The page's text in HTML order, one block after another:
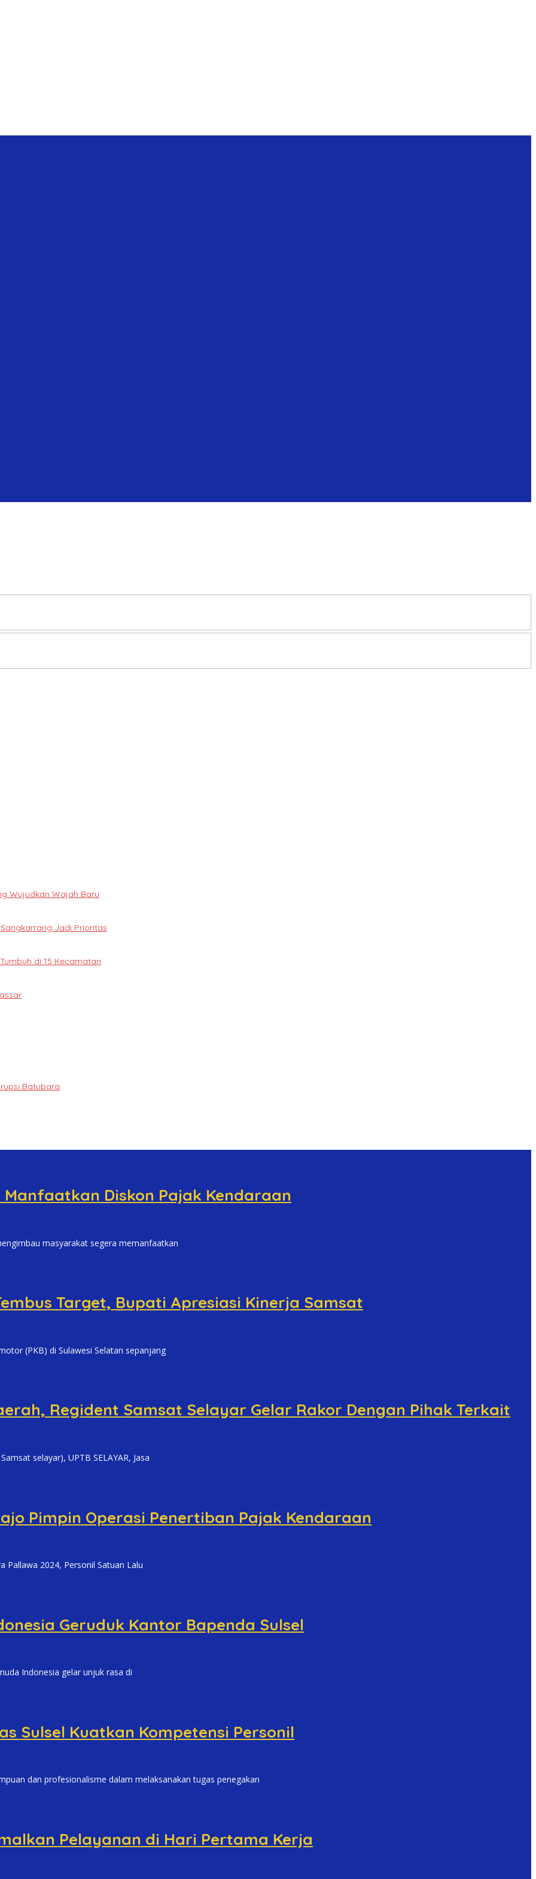
Wujudkan Wajah Baru
Jadi Prioritas
di 15 Kecamatan
Batubara
Diskon Pajak Kendaraan
masyarakat segera memanfaatkan
Target, Bupati Apresiasi Kinerja Samsat
(PKB) di Sulawesi Selatan sepanjang
Regident Samsat Selayar Gelar Rakor Dengan Pihak Terkait
selayar), UPTB SELAYAR, Jasa
Pimpin Operasi Penertiban Pajak Kendaraan
Pallawa 2024, Personil Satuan Lalu
Geruduk Kantor Bapenda Sulsel
Indonesia gelar unjuk rasa di
Sulsel Kuatkan Kompetensi Personil
dan profesionalisme dalam melaksanakan tugas penegakan
Pelayanan di Hari Pertama Kerja